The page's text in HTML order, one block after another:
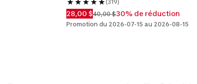
(319)
28,00 $40,00 $30% de réduction
Promotion du 2026-07-15 au 2026-08-15